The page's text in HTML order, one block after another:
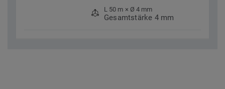
L 50 m × Ø 4 mm
Gesamtstärke 4 mm